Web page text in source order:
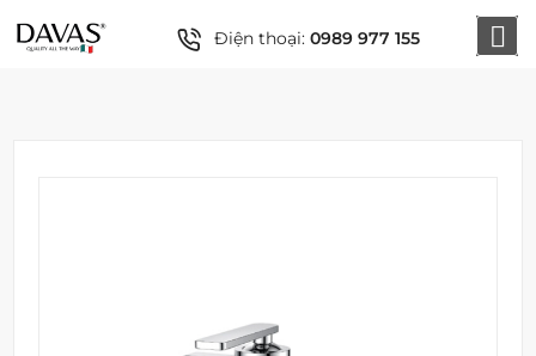
Điện thoại: 0989 977 155